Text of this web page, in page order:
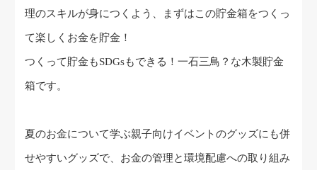
理のスキルが身につくよう、まずはこの貯金箱をつくっ
て楽しくお金を貯金！
つくって貯金もSDGsもできる！一石三鳥？な木製貯金
箱です。
夏のお金について学ぶ親子向けイベントのグッズにも併
せやすいグッズで、お金の管理と環境配慮への取り組み